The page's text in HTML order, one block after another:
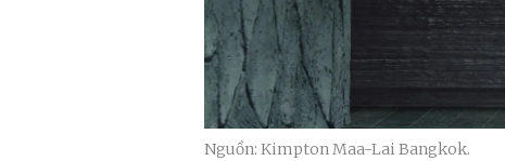
Nguồn: Kimpton Maa-Lai Bangkok.